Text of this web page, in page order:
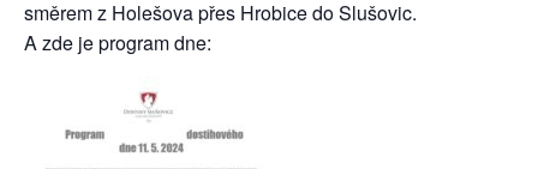
směrem z Holešova přes Hrobice do Slušovic.
A zde je program dne: